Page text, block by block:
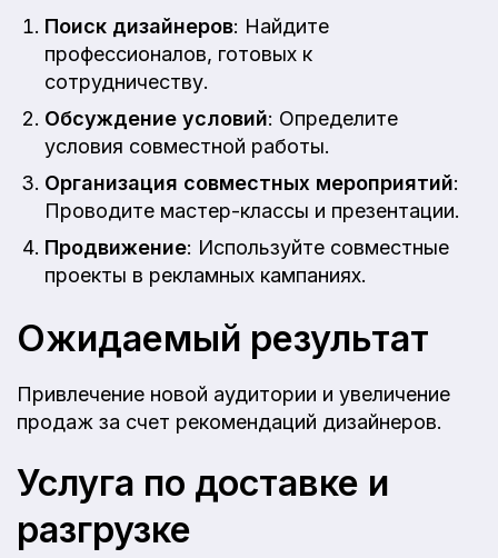
Поиск дизайнеров: Найдите
профессионалов, готовых к
сотрудничеству.
Обсуждение условий: Определите
условия совместной работы.
Организация совместных мероприятий:
Проводите мастер-классы и презентации.
Продвижение: Используйте совместные
проекты в рекламных кампаниях.
Ожидаемый результат
Привлечение новой аудитории и увеличение
продаж за счет рекомендаций дизайнеров.
Услуга по доставке и
разгрузке